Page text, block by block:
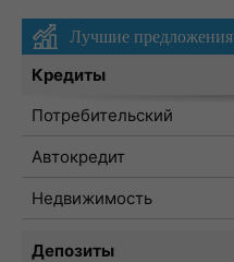
Лучшие предложения
Кредиты
Потребительский
Автокредит
Недвижимость
Депозиты